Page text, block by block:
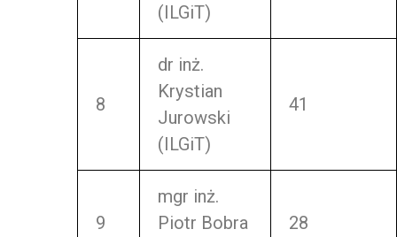
(ILGiT)
8
dr inż.
Krystian
Jurowski
(ILGiT)
41
9
mgr inż.
Piotr Bobra
28